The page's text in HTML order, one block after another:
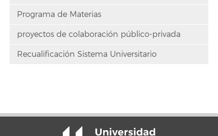
Programa de Materias
proyectos de colaboración público-privada
Recualificación Sistema Universitario